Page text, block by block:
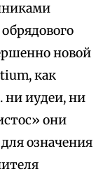
новой
как
ни иудеи, ни
они
означения